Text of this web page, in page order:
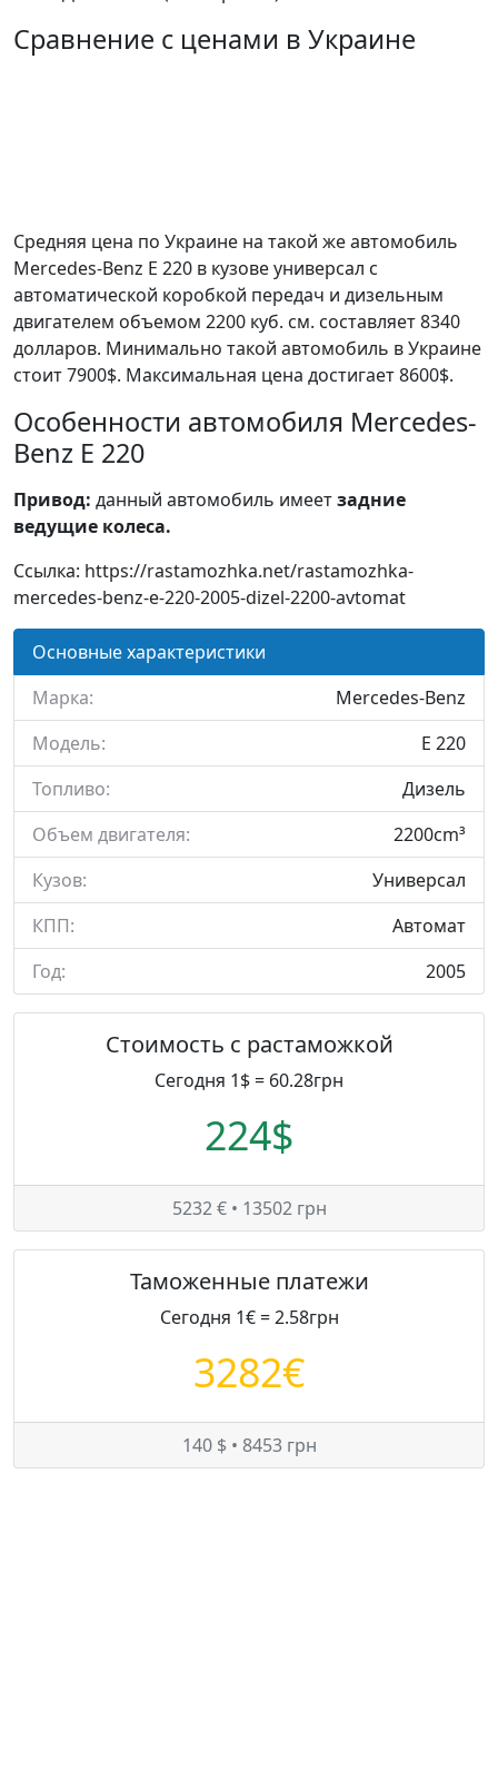
Сравнение с ценами в Украине
Средняя цена по Украине на такой же автомобиль
Mercedes-Benz E 220 в кузове универсал c
автоматической коробкой передач и дизельным
двигателем объемом 2200 куб. см. составляет 8340
долларов. Минимально такой автомобиль в Украине
стоит 7900$. Максимальная цена достигает 8600$.
Особенности автомобиля Mercedes-
Benz E 220
Привод: данный автомобиль имеетзадние
ведущие колеса.
Ссылка: https://rastamozhka.net/rastamozhka-
mercedes-benz-e-220-2005-dizel-2200-avtomat
Основные характеристики
Марка:
Mercedes-Benz
Модель:
E 220
Топливо:
Дизель
Объем двигателя:
2200cm³
Кузов:
Универсал
КПП:
Автомат
Год:
2005
Стоимость с растаможкой
Сегодня 1$ = 60.28грн
224$
5232 € • 13502 грн
Таможенные платежи
Сегодня 1€ = 2.58грн
3282€
140 $ • 8453 грн